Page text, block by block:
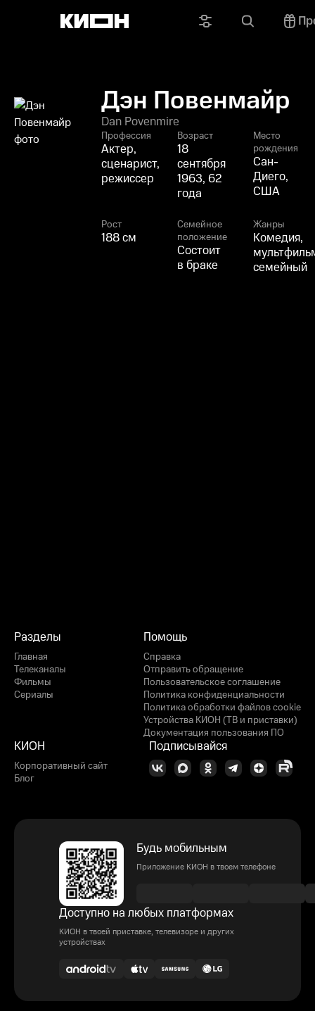
Дэн Повенмайр
Dan Povenmire
Профессия
Актер,
сценарист,
режиссер
Возраст
18
сентября
1963, 62
года
Место
рождения
Сан-
Диего,
США
Рост
188 см
Семейное
положение
Состоит
в браке
Жанры
Комедия,
семейный
Разделы
Главная
Телеканалы
Фильмы
Сериалы
Помощь
Справка
Отправить обращение
Пользовательское соглашение
Политика конфиденциальности
Политика обработки файлов cookie
Устройства КИОН (ТВ и приставки)
Документация пользования ПО
КИОН
Корпоративный сайт
Блог
Подписывайся
Будь мобильным
Приложение КИОН в твоем телефоне
Доступно на любых платформах
КИОН в твоей приставке, телевизоре и других
устройствах